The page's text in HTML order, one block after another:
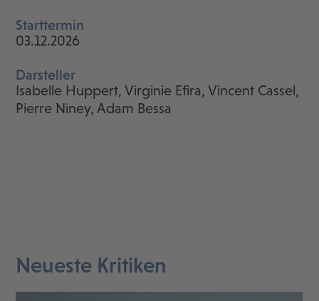
Starttermin
03.12.2026
Darsteller
Isabelle Huppert, Virginie Efira, Vincent Cassel,
Pierre Niney, Adam Bessa
Neueste Kritiken